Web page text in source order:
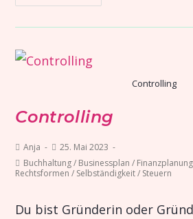
Controlling
Controlling
Anja
25. Mai 2023
Buchhaltung / Businessplan / Finanzplanung
Rechtsformen / Selbständigkeit / Steuern
Du bist Gründerin oder